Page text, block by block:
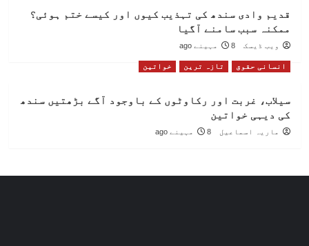
قدیم وادی سندھ کی تہذیب کیوں اور کیسے ختم ہوئی؟
ممکنہ سبب سامنے آگیا
ویب ڈیسک 8 مہینے ago
انسانی حقوق تازہ ترین خواتین
سیلاب، غربت اور رکاوٹوں کے باوجود آگے بڑھتیں سندھ
کی دیہی خواتین
ماریہ اسماعیل 8 مہینے ago